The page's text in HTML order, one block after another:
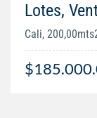
Lotes,
Cali,